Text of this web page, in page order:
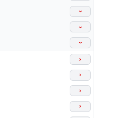
›
›
›
›
›
›
›